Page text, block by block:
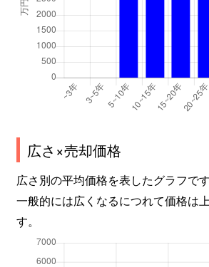
広さ×売却価格
広さ別の平均価格を表したグラフです
一般的には広くなるにつれて価格は
す。